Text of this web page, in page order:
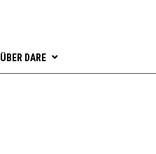
ÜBER DARE